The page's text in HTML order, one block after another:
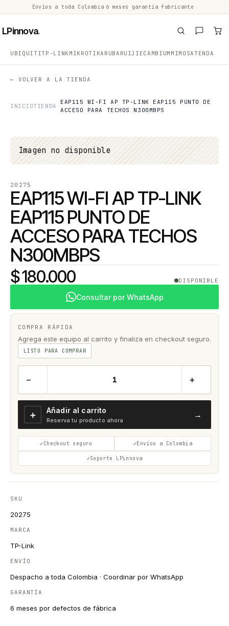
Envíos a toda Colombia 6 meses garantía fabricante
LPinnova.
UBIQUITITP-LINK MIKROTIKARUBA RUIJIECAMBIUM MIMOSATENDA
← VOLVER A LA TIENDA
INICIOTIENDA
EAP115 WI-FI AP TP-LINK EAP115 PUNTO DE
ACCESO PARA TECHOS N300MBPS
Imagen no disponible
20275
EAP115 WI-FI AP TP-LINK
EAP115 PUNTO DE
ACCESO PARA TECHOS
N300MBPS
$ 180.000 DISPONIBLE
Consultar por WhatsApp
COMPRA RÁPIDA
Agrega este equipo al carrito y finaliza en checkout seguro.
LISTO PARA COMPRAR
− +
＋ Añadir al carrito
Reserva tu producto ahora
→
Checkout seguro Envíos a Colombia
Soporte LPinnova
SKU
20275
MARCA
TP-Link
ENVÍO
Despacho a toda Colombia · Coordinar por WhatsApp
GARANTÍA
6 meses por defectos de fábrica